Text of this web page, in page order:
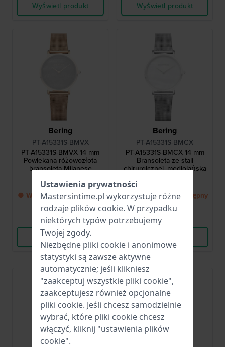
Wyświetl produkt
Wyświetl produkt
Bering
PT-A15331S-BMVX
PT-A15331S-BMVX 14 mm
Powlekana różowozłota
bransoleta Milanese
229,00 zł
● Wkrótce znów dostępny
Porównaj
Wyświetl produkt
Bering
PT-A15331S-BMCX
PT-A15331S-BMCX 14 mm
Bransoleta ze stali
chirurgicznej, mediolańska
● Wkrótce znów dostępny
Porównaj
Ustawienia prywatności
Mastersintime.pl wykorzystuje różne
rodzaje plików cookie. W przypadku
niektórych typów potrzebujemy
Twojej zgody.
Niezbędne pliki cookie i anonimowe
statystyki są zawsze aktywne
automatycznie; jeśli klikniesz
"zaakceptuj wszystkie pliki cookie",
zaakceptujesz również opcjonalne
pliki cookie. Jeśli chcesz samodzielnie
wybrać, które pliki cookie chcesz
włączyć, kliknij "ustawienia plików
cookie".